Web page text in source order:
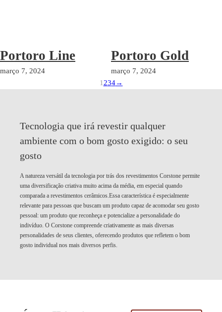
Portoro Line
março 7, 2024
Portoro Gold
março 7, 2024
1 234→
Tecnologia que irá revestir qualquer
ambiente com o bom gosto exigido: o seu
gosto
A natureza versátil da tecnologia por trás dos revestimentos Corstone permite
uma diversificação criativa muito acima da média, em especial quando
comparada a revestimentos cerâmicos.Essa característica é especialmente
relevante para pessoas que buscam um produto capaz de acomodar seu gosto
pessoal: um produto que reconheça e potencialize a personalidade do
indivíduo. O Corstone compreende criativamente as mais diversas
personalidades de seus clientes, oferecendo produtos que refletem o bom
gosto individual nos mais diversos perfis.